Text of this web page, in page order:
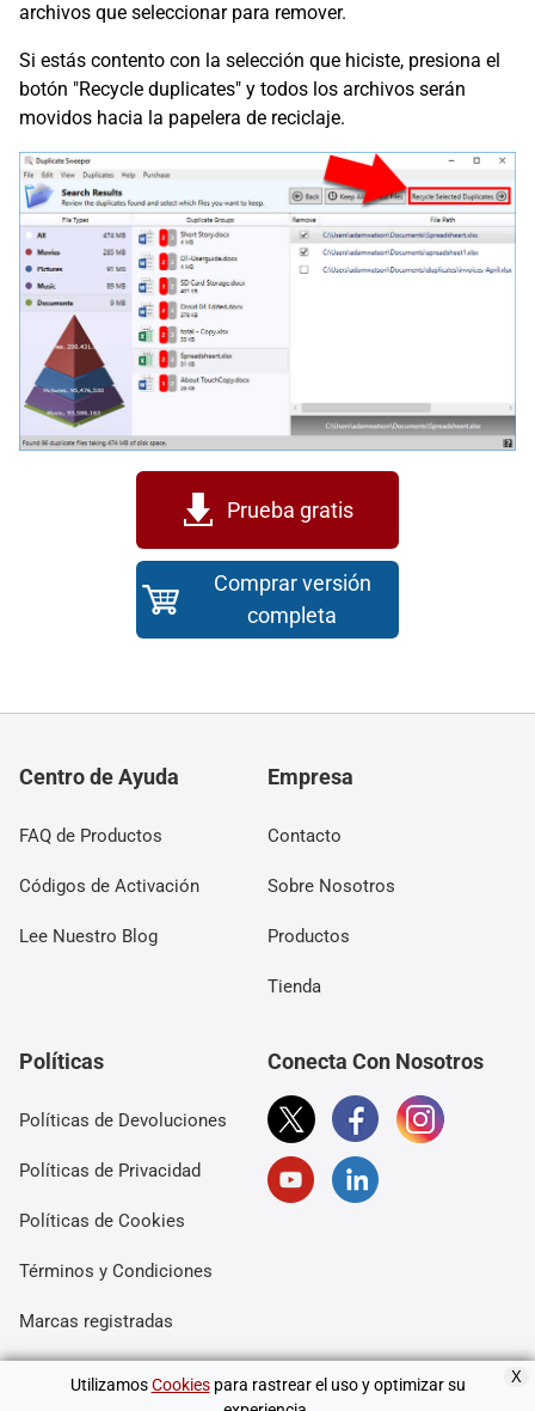
archivos que seleccionar para remover.
Si estás contento con la selección que hiciste, presiona el
botón "Recycle duplicates" y todos los archivos serán
movidos hacia la papelera de reciclaje.
Prueba gratis
Comprar versión
completa
X
UtilizamosCookiespara rastrear el uso y optimizar su
Centro de Ayuda
FAQ de Productos
Códigos de Activación
Lee Nuestro Blog
Empresa
Contacto
Sobre Nosotros
Productos
Tienda
Políticas
Políticas de Devoluciones
Políticas de Privacidad
Políticas de Cookies
Términos y Condiciones
Marcas registradas
Conecta Con Nosotros
Copyright © 2006-2026 Wide Angle Software Ltd. Todos los